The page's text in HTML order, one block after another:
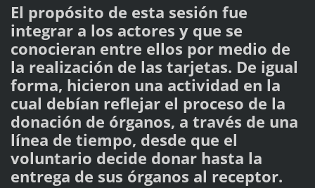
El propósito de esta sesión fue
integrar a los actores y que se
conocieran entre ellos por medio de
la realización de las tarjetas. De igual
forma, hicieron una actividad en la
cual debían reflejar el proceso de la
donación de órganos, a través de una
línea de tiempo, desde que el
voluntario decide donar hasta la
entrega de sus órganos al receptor.